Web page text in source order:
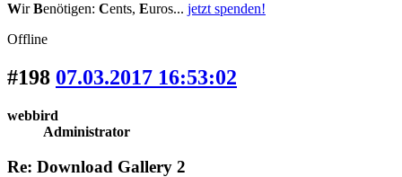
WirBenötigen: Cents, Euros... jetzt spenden!
Offline
#198 07.03.2017 16:53:02
webbird
Administrator
Re: Download Gallery 2